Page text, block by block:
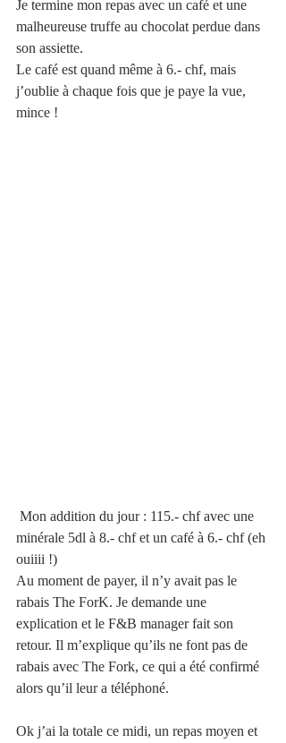
Je termine mon repas avec un café et une
malheureuse truffe au chocolat perdue dans
son assiette.
Le café est quand même à 6.- chf, mais
j’oublie à chaque fois que je paye la vue,
mince !
Mon addition du jour : 115.- chf avec une
minérale 5dl à 8.- chf et un café à 6.- chf (eh
ouiiii !)
Au moment de payer, il n’y avait pas le
rabais The ForK. Je demande une
explication et le F&B manager fait son
retour. Il m’explique qu’ils ne font pas de
rabais avec The Fork, ce qui a été confirmé
alors qu’il leur a téléphoné.
Ok j’ai la totale ce midi, un repas moyen et